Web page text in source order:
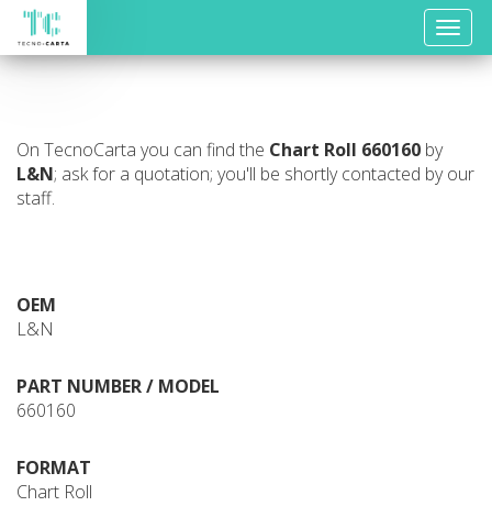
Toggle
On TecnoCarta you can find the Chart Roll 660160 by
L&N; ask for a quotation; you'll be shortly contacted by our
staff.
OEM
L&N
PART NUMBER / MODEL
660160
FORMAT
Chart Roll